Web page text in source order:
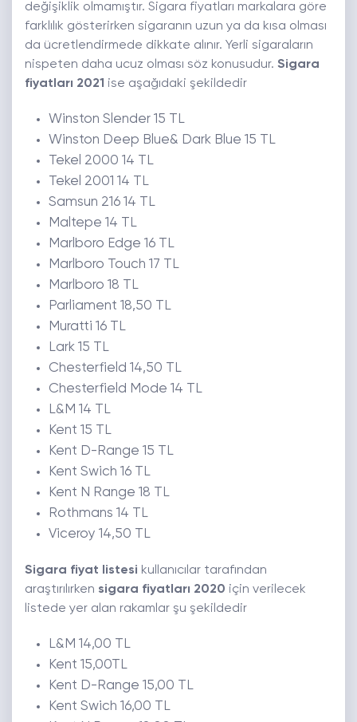
değişiklik olmamıştır. Sigara fiyatları markalara göre
farklılık gösterirken sigaranın uzun ya da kısa olması
da ücretlendirmede dikkate alınır. Yerli sigaraların
nispeten daha ucuz olması söz konusudur. Sigara
fiyatları 2021 ise aşağıdaki şekildedir
Winston Slender 15 TL
Winston Deep Blue& Dark Blue 15 TL
Tekel 2000 14 TL
Tekel 2001 14 TL
Samsun 216 14 TL
Maltepe 14 TL
Marlboro Edge 16 TL
Marlboro Touch 17 TL
Marlboro 18 TL
Parliament 18,50 TL
Muratti 16 TL
Lark 15 TL
Chesterfield 14,50 TL
Chesterfield Mode 14 TL
L&M 14 TL
Kent 15 TL
Kent D-Range 15 TL
Kent Swich 16 TL
Kent N Range 18 TL
Rothmans 14 TL
Viceroy 14,50 TL
Sigara fiyat listesi kullanıcılar tarafından
araştırılırken sigara fiyatları 2020 için verilecek
listede yer alan rakamlar şu şekildedir
L&M 14,00 TL
Kent 15,00TL
Kent D-Range 15,00 TL
Kent Swich 16,00 TL